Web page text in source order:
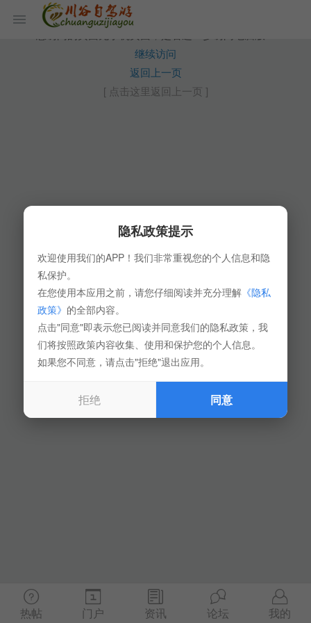
继续访问
返回上一页
[ 点击这里返回上一页 ]
热帖 门户 资讯 论坛 我的
隐私政策提示
欢迎使用我们的APP！我们非常重视您的个人信息和隐
私保护。
在您使用本应用之前，请您仔细阅读并充分理解《隐私
政策》 的全部内容。
点击"同意"即表示您已阅读并同意我们的隐私政策，我
们将按照政策内容收集、使用和保护您的个人信息。
如果您不同意，请点击"拒绝"退出应用。
拒绝 同意